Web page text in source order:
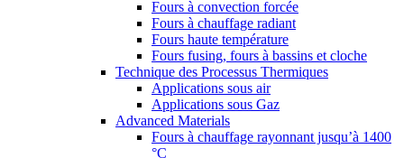
Fours à convection forcée
Fours à chauffage radiant
Fours haute température
Fours fusing, fours à bassins et cloche
Technique des Processus Thermiques
Applications sous air
Applications sous Gaz
Advanced Materials
Fours à chauffage rayonnant jusqu’à 1400
°C